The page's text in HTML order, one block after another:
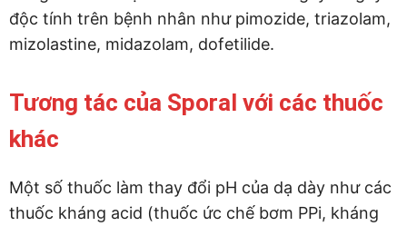
độc tính trên bệnh nhân như pimozide, triazolam,
mizolastine, midazolam, dofetilide.
Tương tác của Sporal với các thuốc
khác
Một số thuốc làm thay đổi pH của dạ dày như các
thuốc kháng acid (thuốc ức chế bơm PPi, kháng